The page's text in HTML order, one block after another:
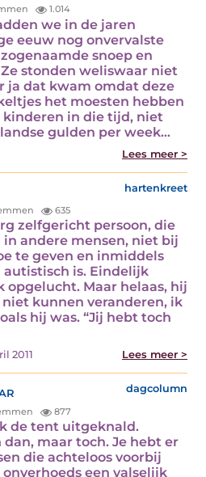
1.014
we in de jaren
eeuw nog onvervalste
snoep en
stonden weliswaar niet
ja dat kwam omdat deze
het moesten hebben
in die tijd, niet
gulden per week…
Lees meer >
hartenkreet
635
zelfgericht persoon, die
andere mensen, niet bij
te geven en inmiddels
is. Eindelijk
opgelucht. Maar helaas, hij
kunnen veranderen, ik
hij was. “Jij hebt toch
2011 Lees meer >
dagcolumn
877
de tent uitgeknald.
maar toch. Je hebt er
die achteloos voorbij
een valselijk